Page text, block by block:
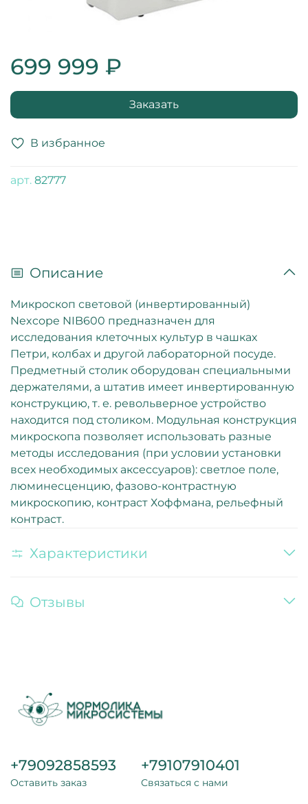
В избранное
арт. 82777
699 999 ₽
Заказать
Описание
Микроскоп световой (инвертированный)
Nexcope NIB600 предназначен для
исследования клеточных культур в чашках
Петри, колбах и другой лабораторной посуде.
Предметный столик оборудован специальными
держателями, а штатив имеет инвертированную
конструкцию, т. е. револьверное устройство
находится под столиком. Модульная конструкция
микроскопа позволяет использовать разные
методы исследования (при условии установки
всех необходимых аксессуаров): светлое поле,
люминесценцию, фазово-контрастную
микроскопию, контраст Хоффмана, рельефный
контраст.
Характеристики
Отзывы
+79092858593
Оставить заказ
+79107910401
Связаться с нами